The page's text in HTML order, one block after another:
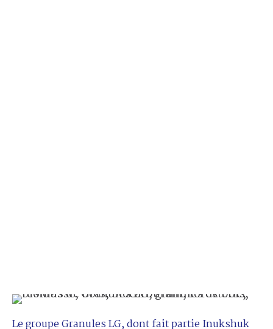
Le groupe Granules LG, dont fait partie Inukshuk